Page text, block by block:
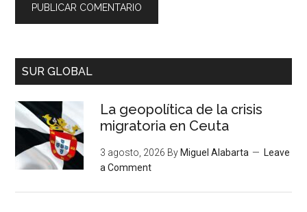
SUR GLOBAL
La geopolítica de la crisis
migratoria en Ceuta
3 agosto, 2026 By Miguel Alabarta
Leave
a Comment